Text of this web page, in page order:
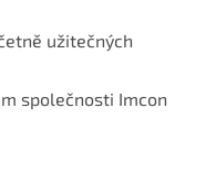
užitečných
společnosti Imcon